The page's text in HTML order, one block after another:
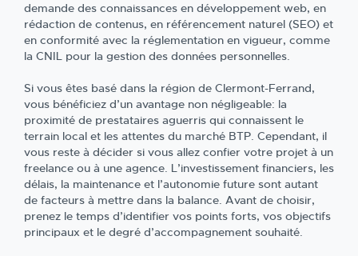
demande des connaissances en développement web, en
rédaction de contenus, en référencement naturel (SEO) et
en conformité avec la réglementation en vigueur, comme
la CNIL pour la gestion des données personnelles.
Si vous êtes basé dans la région de Clermont-Ferrand,
vous bénéficiez d’un avantage non négligeable: la
proximité de prestataires aguerris qui connaissent le
terrain local et les attentes du marché BTP. Cependant, il
vous reste à décider si vous allez confier votre projet à un
freelance ou à une agence. L’investissement financiers, les
délais, la maintenance et l’autonomie future sont autant
de facteurs à mettre dans la balance. Avant de choisir,
prenez le temps d’identifier vos points forts, vos objectifs
principaux et le degré d’accompagnement souhaité.